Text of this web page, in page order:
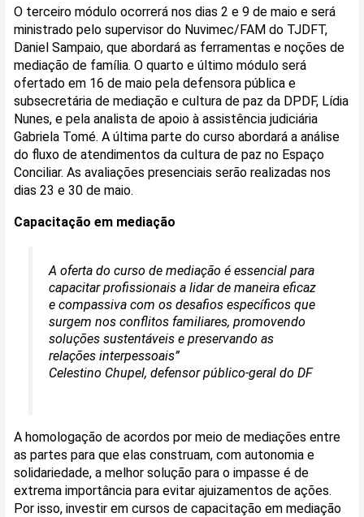
O terceiro módulo ocorrerá nos dias 2 e 9 de maio e será
ministrado pelo supervisor do Nuvimec/FAM do TJDFT,
Daniel Sampaio, que abordará as ferramentas e noções de
mediação de família. O quarto e último módulo será
ofertado em 16 de maio pela defensora pública e
subsecretária de mediação e cultura de paz da DPDF, Lídia
Nunes, e pela analista de apoio à assistência judiciária
Gabriela Tomé. A última parte do curso abordará a análise
do fluxo de atendimentos da cultura de paz no Espaço
Conciliar. As avaliações presenciais serão realizadas nos
dias 23 e 30 de maio.
Capacitação em mediação
A oferta do curso de mediação é essencial para
capacitar profissionais a lidar de maneira eficaz
e compassiva com os desafios específicos que
surgem nos conflitos familiares, promovendo
soluções sustentáveis e preservando as
relações interpessoais”
Celestino Chupel, defensor público-geral do DF
A homologação de acordos por meio de mediações entre
as partes para que elas construam, com autonomia e
solidariedade, a melhor solução para o impasse é de
extrema importância para evitar ajuizamentos de ações.
Por isso, investir em cursos de capacitação em mediação